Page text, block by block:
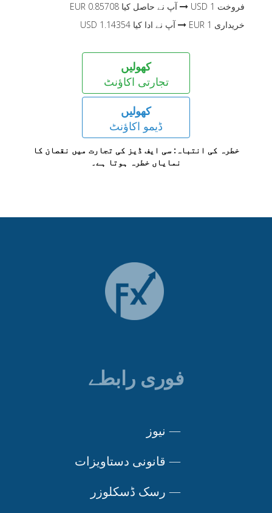
فروخت 1
USD آپ نے حاصل کیا 0.85708
EUR
خریداری 1
EUR آپ نے ادا کیا 1.14354
USD
کھولیں
تجارتی اکاؤنٹ
کھولیں
ڈیمو اکاؤنٹ
خطرہ کی انتباہ: سی ایف ڈیز کی تجارت میں نقصان کا
نمایاں خطرہ ہوتا ہے۔
فوری رابطے
— نیوز
— قانونی دستاویزات
— رسک ڈسکلوزر